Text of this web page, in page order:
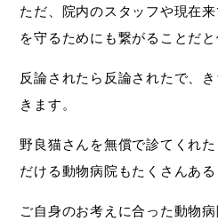
ただ、院内のスタッフや現在
を守るためにも繋がることだ
反論されたら反論されたで、
きます。
野良猫さんを無償で診てくれ
だける動物病院もたくさんあ
ご自身のお考えに合った動物